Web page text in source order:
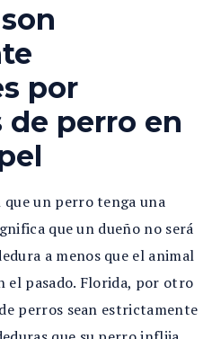
por
de perro en
un perro tenga una
que un dueño no será
a menos que el animal
el pasado. Florida, por otro
perros sean estrictamente